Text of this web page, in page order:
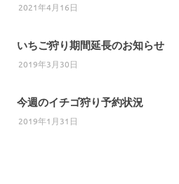
2021年4月16日
いちご狩り期間延長のお知らせ
2019年3月30日
今週のイチゴ狩り予約状況
2019年1月31日